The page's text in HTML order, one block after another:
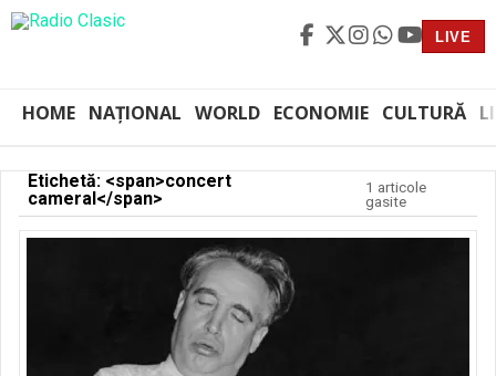
LIVE
HOME NAȚIONAL WORLD ECONOMIE CULTURĂ
Etichetă: <span>concert
cameral</span>
1 articole
gasite